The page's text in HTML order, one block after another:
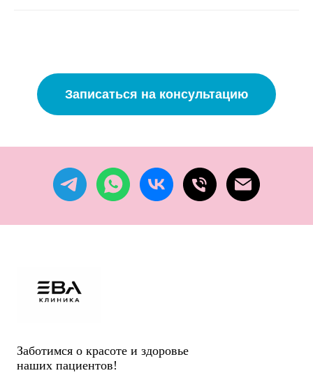
Записаться на консультацию
Заботимся о красоте и здоровье
наших пациентов!